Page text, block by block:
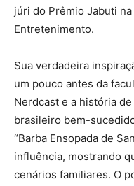
júri do Prêmio Jabuti
Entretenimento.
Sua verdadeira
um pouco antes da
Nerdcast e a história
brasileiro bem-
“Barba Ensopada de
influência, mostrando
cenários familiares. O